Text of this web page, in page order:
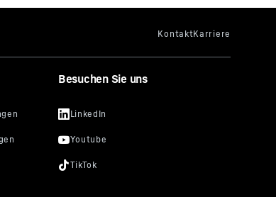
Besuchen Sie uns